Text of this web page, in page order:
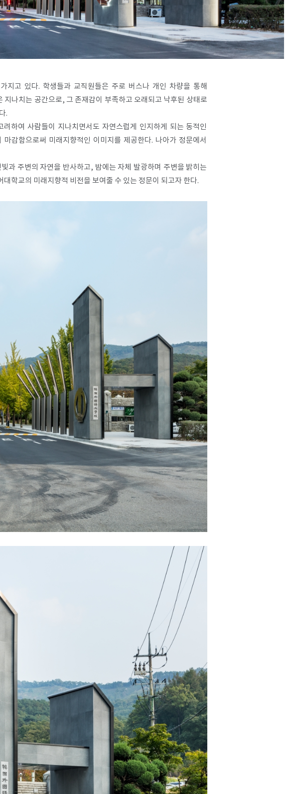
지고 있다. 학생들과 교직원들은 주로 버스나 개인 차량을 통해
나치는 공간으로, 그 존재감이 부족하고 오래되고 낙후된 상태로
.
여 사람들이 지나치면서도 자연스럽게 인지하게 되는 동적인
감함으로써 미래지향적인 이미지를 제공한다. 나아가 정문에서
주변의 자연을 반사하고, 밤에는 자체 발광하며 주변을 밝히는
학교의 미래지향적 비전을 보여줄 수 있는 정문이 되고자 한다.​